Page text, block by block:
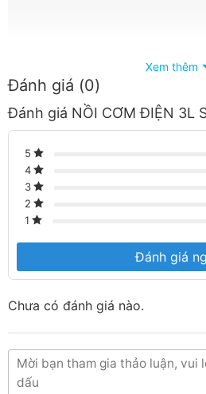
Xem thêm
Đánh giá (0)
Đánh giá NỒI CƠM ĐIỆN 3L
5
4
3
2
1
Đánh giá
Chưa có đánh giá nào.